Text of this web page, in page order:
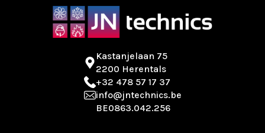
Kastanjelaan 75
2200 Herentals
+32 478 57 17 37
info@jntechnics.be
BE0863.042.256